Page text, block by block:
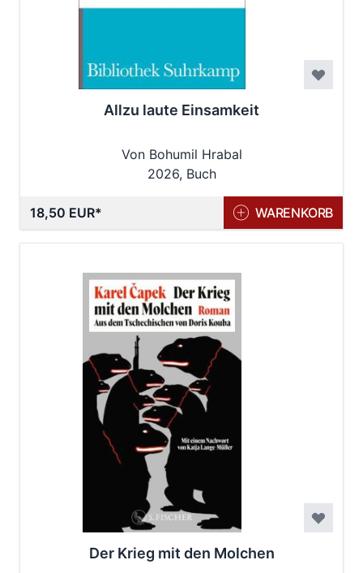
Allzu laute Einsamkeit
Von Bohumil Hrabal
2026, Buch
18,50 EUR WARENKORB
Der Krieg mit den Molchen